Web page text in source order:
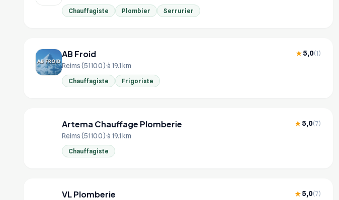
Chauffagiste Plombier Serrurier
AB Froid ★5,0(1)
Reims (51100) à 19.1 km
Chauffagiste Frigoriste
Artema Chauffage Plomberie ★5,0(7)
Reims (51100) à 19.1 km
Chauffagiste
VL Plomberie ★5,0(7)